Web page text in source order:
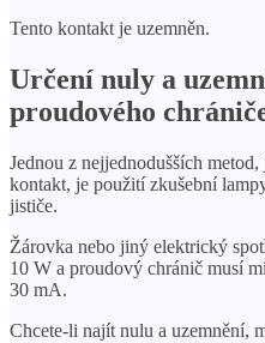
Tento kontakt je uzemněn.
Určení nuly a
proudového
Jednou z nejjednodušších
kontakt, je použití zkušební
jističe.
Žárovka nebo jiný elektrický
10 W a proudový chránič musí
30 mA.
Chcete-li najít nulu a uzemnění,